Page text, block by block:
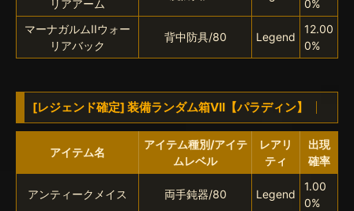
リアアーム
0%
マーナガルムIIウォー
リアバック
背中防具/80 Legend
12.00
0%
[レジェンド確定] 装備ランダム箱VII【パラディン】
アイテム名
アイテム種別/アイテ
ムレベル
レアリ
ティ
出現
確率
アンティークメイス 両手鈍器/80 Legend
1.00
0%